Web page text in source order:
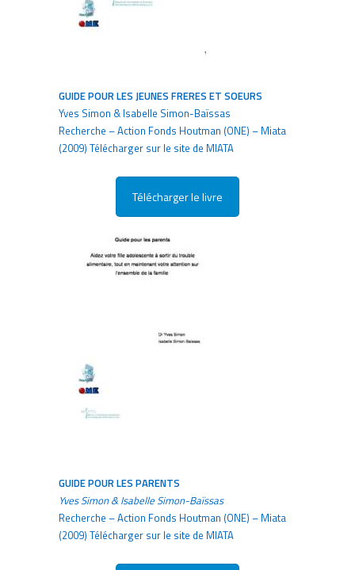
GUIDE POUR LES JEUNES FRERES ET SOEURS
Yves Simon & Isabelle Simon-Baïssas
Recherche – Action Fonds Houtman (ONE) – Miata
(2009) Télécharger sur le site de MIATA
Télécharger le livre
GUIDE POUR LES PARENTS
Yves Simon & Isabelle Simon-Baïssas
Recherche – Action Fonds Houtman (ONE) – Miata
(2009) Télécharger sur le site de MIATA